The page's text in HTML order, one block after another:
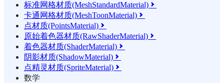
标准网格材质(MeshStandardMaterial) 
卡通网格材质(MeshToonMaterial) 
点材质(PointsMaterial) 
原始着色器材质(RawShaderMaterial) 
着色器材质(ShaderMaterial) 
阴影材质(ShadowMaterial) 
点精灵材质(SpriteMaterial) 
数学